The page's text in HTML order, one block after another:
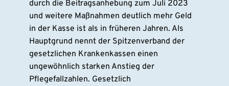
durch die Beitragsanhebung zum Juli 2023
und weitere Maßnahmen deutlich mehr Geld
in der Kasse ist als in früheren Jahren. Als
Hauptgrund nennt der Spitzenverband der
gesetzlichen Krankenkassen einen
ungewöhnlich starken Anstieg der
Pflegefallzahlen. Gesetzlich